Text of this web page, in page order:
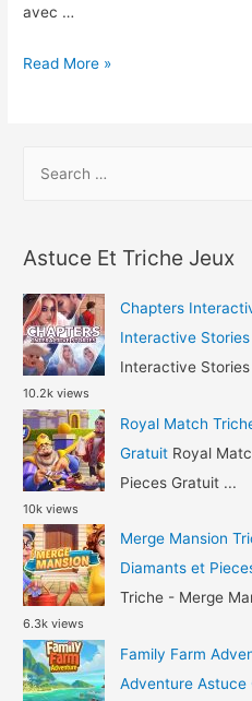
avec …
A3
Alive
Diamants
et
Or
Gratuit
Read More »
h
f
o
r
:
Astuce Et Triche Jeux
Chapters
Interactive
Interactive
10.2k views
Royal Match
Gratuit Royal
Pieces Gratuit ...
10k views
Merge Mansion
Diamants et
Triche - Merge
6.3k views
Family Farm
Adventure Astuce